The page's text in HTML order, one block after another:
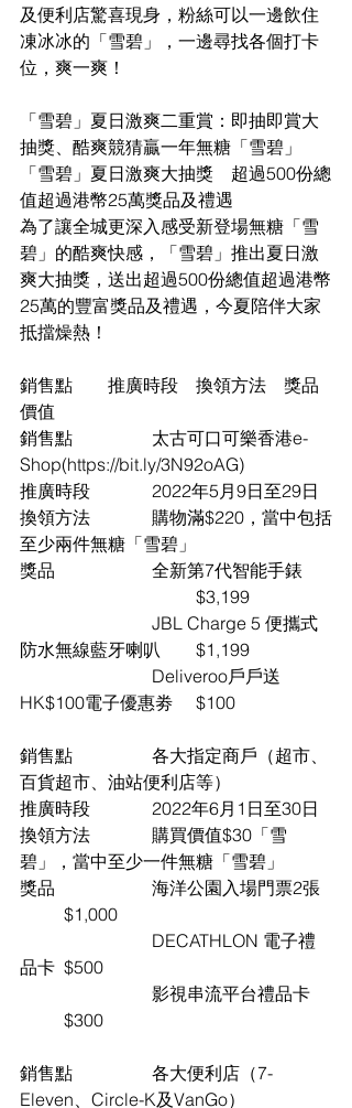
及便利店驚喜現身，粉絲可以一邊飲住
凍冰冰的「雪碧」，一邊尋找各個打卡
位，爽一爽！
「雪碧」夏日激爽二重賞：即抽即賞大
抽獎、酷爽競猜贏一年無糖「雪碧」
「雪碧」夏日激爽大抽獎　超過500份總
值超過港幣25萬獎品及禮遇
為了讓全城更深入感受新登場無糖「雪
碧」的酷爽快感，「雪碧」推出夏日激
爽大抽獎，送出超過500份總值超過港幣
25萬的豐富獎品及禮遇，今夏陪伴大家
抵擋燥熱！
銷售點	推廣時段	換領方法	獎品
價值
銷售點		太古可口可樂香港e-
Shop(https://bit.ly/3N92oAG)
換領方法		購物滿$220，當中包括
獎品			全新第7代智能手錶
				$3,199
防水無線藍牙喇叭	$1,199
HK$100電子優惠劵	$100
銷售點		各大指定商戶（超市、
換領方法		購買價值$30「雪
獎品			海洋公園入場門票2張
	$1,000
品卡	$500
	$300
銷售點		各大便利店（7-